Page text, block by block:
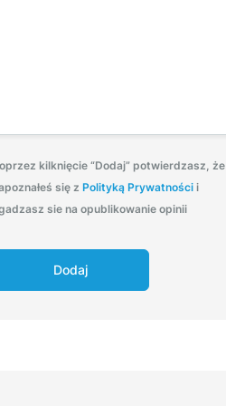
kilknięcie “Dodaj” potwierdzasz, że
się z Polityką Prywatnościi
sie na opublikowanie opinii
Dodaj